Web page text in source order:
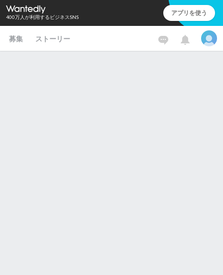
400万人が利用するビジネスSNS アプリを使う
募集 ストーリー